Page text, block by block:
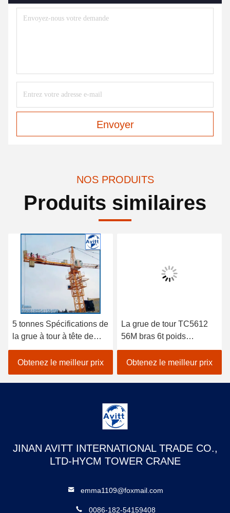
Envoyer
NOS PRODUITS
Produits similaires
5 tonnes Spécifications de
la grue à tour à tête de
chat pour les projets de
construction civile
Obtenez le meilleur prix
La grue de tour TC5612
56M bras 6t poids
équipement de
construction de bâtiment
Obtenez le meilleur prix
JINAN AVITT INTERNATIONAL TRADE CO.,
LTD-HYCM TOWER CRANE
emma1109@foxmail.com
0086-182-54159408